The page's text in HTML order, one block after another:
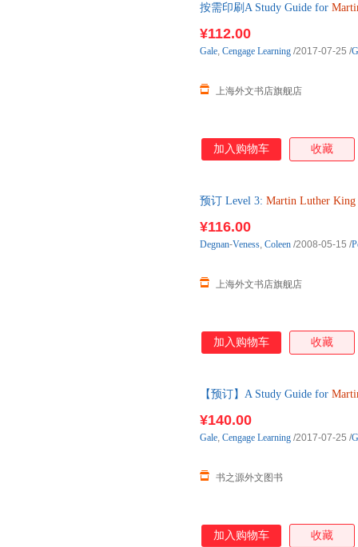
按需印刷A Study Guide for
¥112.00
上海外文书店旗舰店
Gale, Cengage Learning /2017-07-25 /
加入购物车 收藏
预订 Level 3: Martin Luther King
¥116.00
上海外文书店旗舰店
Degnan-Veness, Coleen /2008-05-15 /
加入购物车 收藏
【预订】A Study Guide for
¥140.00
书之源外文图书
Gale, Cengage Learning /2017-07-25 /
加入购物车 收藏